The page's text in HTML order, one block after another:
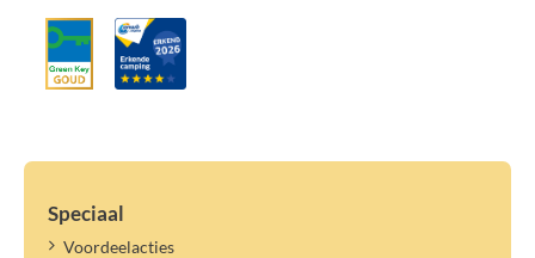
Speciaal
Voordeelacties